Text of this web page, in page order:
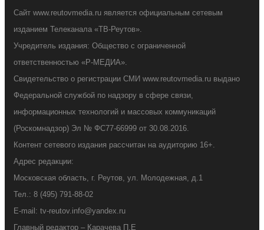
Сайт www.reutovmedia.ru является официальным сетевым
изданием Телеканала «ТВ-Реутов».
Учредитель издания: Общество с ограниченной
ответственностью «Р-МЕДИА».
Свидетельство о регистрации СМИ www.reutovmedia.ru выдано
Федеральной службой по надзору в сфере связи,
информационных технологий и массовых коммуникаций
(Роскомнадзор) Эл № ФС77-66999 от 30.08.2016.
Контент сетевого издания рассчитан на аудиторию 16+.
Адрес редакции:
Московская область, г. Реутов, ул. Молодежная, д.1
Тел.: 8 (495) 791-88-02
E-mail: tv-reutov.info@yandex.ru
Главный редактор – Карачева П.Е